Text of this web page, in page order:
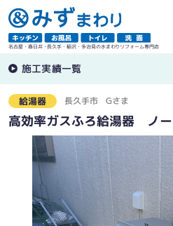
名古屋・春日井・長久手・稲沢・多治見の水まわりリフォーム専門店
施工実績一覧
給湯器 長久手市 Gさま
高効率ガスふろ給湯器 ノ